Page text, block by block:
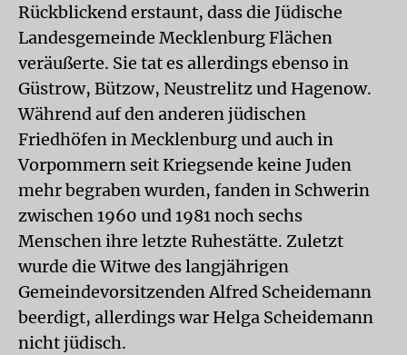
Rückblickend erstaunt, dass die Jüdische
Landesgemeinde Mecklenburg Flächen
veräußerte. Sie tat es allerdings ebenso in
Güstrow, Bützow, Neustrelitz und Hagenow.
Während auf den anderen jüdischen
Friedhöfen in Mecklenburg und auch in
Vorpommern seit Kriegsende keine Juden
mehr begraben wurden, fanden in Schwerin
zwischen 1960 und 1981 noch sechs
Menschen ihre letzte Ruhestätte. Zuletzt
wurde die Witwe des langjährigen
Gemeindevorsitzenden Alfred Scheidemann
beerdigt, allerdings war Helga Scheidemann
nicht jüdisch.